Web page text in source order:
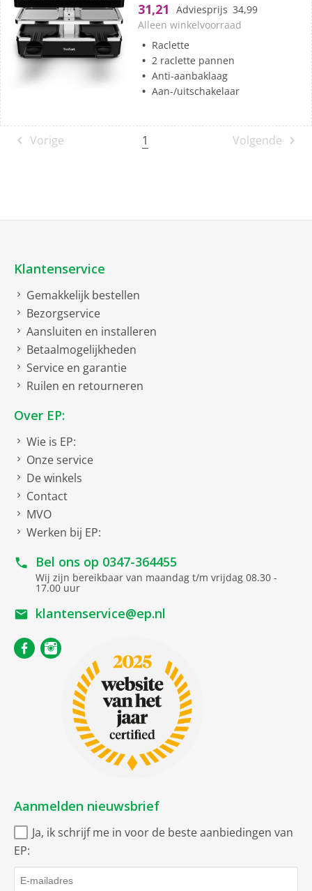
5
sterren.
31,21 Adviesprijs 34,99
Alleen winkelvoorraad
Raclette
2 raclette pannen
Anti-aanbaklaag
Aan-/uitschakelaar
Vorige 1 Volgende
Klantenservice
Gemakkelijk bestellen
Bezorgservice
Aansluiten en installeren
Betaalmogelijkheden
Service en garantie
Ruilen en retourneren
Over EP:
Wie is EP:
Onze service
De winkels
Contact
MVO
Werken bij EP:
Bel ons op 0347-364455
Wij zijn bereikbaar van maandag t/m vrijdag 08.30 -
17.00 uur
klantenservice@ep.nl
Aanmelden nieuwsbrief
Ja, ik schrijf me in voor de beste aanbiedingen van
EP: